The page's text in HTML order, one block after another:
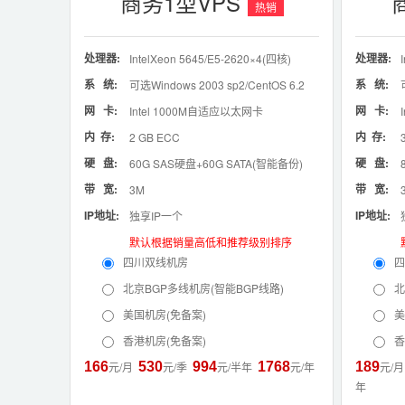
热销
处理器: IntelXeon 5645/E5-2620×4(四核)
系 统: 可选Windows 2003 sp2/CentOS 6.2
网 卡: Intel 1000M自适应以太网卡
内 存: 2 GB ECC
硬 盘: 60G SAS硬盘+60G SATA(智能备份)
带 宽: 3M
IP地址:
独享IP一个
默认根据销量高低和推荐级别排序
四川双线机房
北京BGP多线机房(智能BGP线路)
美国机房(免备案)
香港机房(免备案)
166元/月 530元/季 994元/半年 1768元/年
处理器:
系 统:
网 卡:
内 存:
硬 盘:
带 宽:
IP地址:
189元/
年